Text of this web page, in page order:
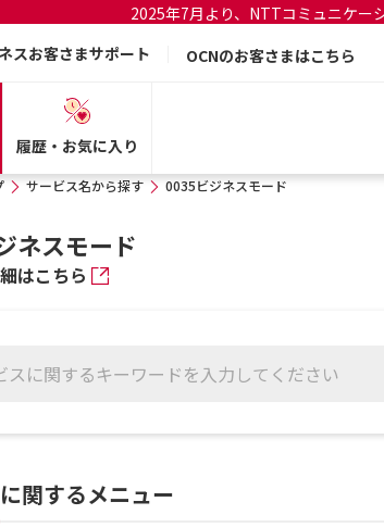
2025年7月より、NTTコミュニケー
スお客さまサポート
OCNのお客さまはこちら
履歴・お気に入り
サービス名から探す 0035ビジネスモード
ネスモード
はこちら
関するメニュー